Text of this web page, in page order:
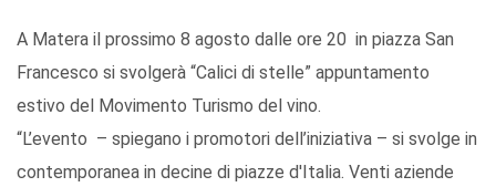
A Matera il prossimo 8 agosto dalle ore 20 in piazza San
Francesco si svolgerà “Calici di stelle” appuntamento
estivo del Movimento Turismo del vino.
“L’evento – spiegano i promotori dell’iniziativa – si svolge in
contemporanea in decine di piazze d'Italia. Venti aziende